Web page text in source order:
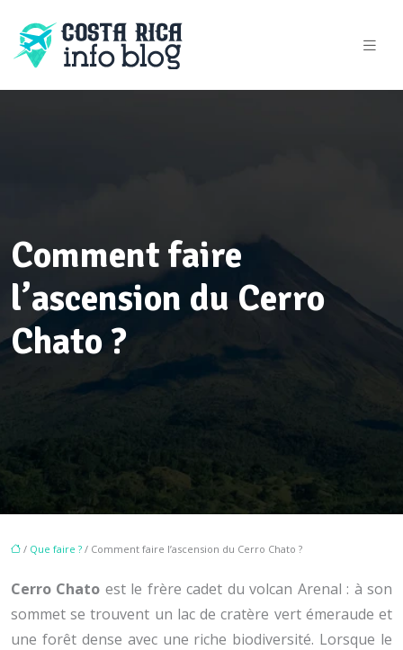
Comment faire
l’ascension du Cerro
Chato ?
/ Que faire ? / Comment faire l’ascension du Cerro Chato ?
Cerro Chato est le frère cadet du volcan Arenal : à son
sommet se trouvent un lac de cratère vert émeraude et
une forêt dense avec une riche biodiversité. Lorsque le